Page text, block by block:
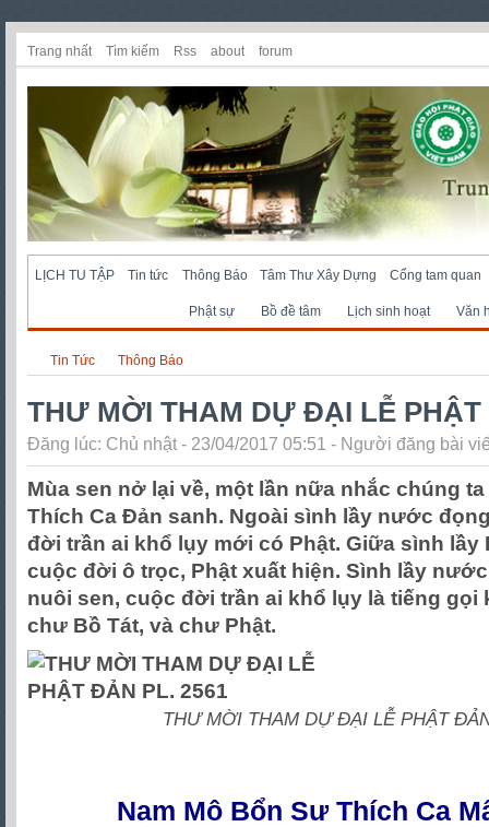
Trang nhất Tìm kiếm Rss about forum
LỊCH TU TẬP Tin tức Thông Báo
Phật sự Bồ đề tâm Lịch sinh hoạt Văn
Tâm Thư Xây Dựng Cổng tam quan
Tin Tức Thông Báo
THƯ MỜI THAM DỰ ĐẠI LỄ
Đăng lúc: Chủ nhật - 23/04/2017 05:51 - Người đăng bài
Mùa sen nở lại về, một lần nữa nhắc chúng
Thích Ca Đản sanh. Ngoài sình lầy nước
đời trần ai khổ lụy mới có Phật. Giữa sình lầy
cuộc đời ô trọc, Phật xuất hiện. Sình lầy
nuôi sen, cuộc đời trần ai khổ lụy là tiếng gọi
chư Bồ Tát, và chư Phật.
THƯ MỜI THAM DỰ ĐẠI LỄ PHẬT
Nam Mô Bổn Sư Thích Ca